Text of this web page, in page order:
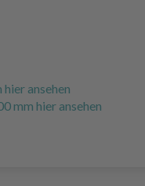
ansehen
mm hier ansehen